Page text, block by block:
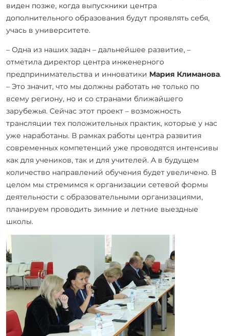
виден позже, когда выпускники центра
дополнительного образования будут проявлять себя,
учась в университете.
– Одна из наших задач – дальнейшее развитие, –
отметила директор центра инженерного
предпринимательства и инноватики Мария Климанова.
– Это значит, что мы должны работать не только по
всему региону, но и со странами ближайшего
зарубежья. Сейчас этот проект – возможность
трансляции тех положительных практик, которые у нас
уже наработаны. В рамках работы центра развития
современных компетенций уже проводятся интенсивы
как для учеников, так и для учителей. А в будущем
количество направлений обучения будет увеличено. В
целом мы стремимся к организации сетевой формы
деятельности с образовательными организациями,
планируем проводить зимние и летние выездные
школы.